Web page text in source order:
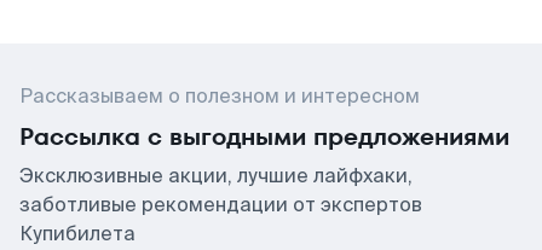
Рассказываем о полезном и интересном
Рассылка с выгодными предложениями
Эксклюзивные акции, лучшие лайфхаки,
заботливые рекомендации от экспертов
Купибилета